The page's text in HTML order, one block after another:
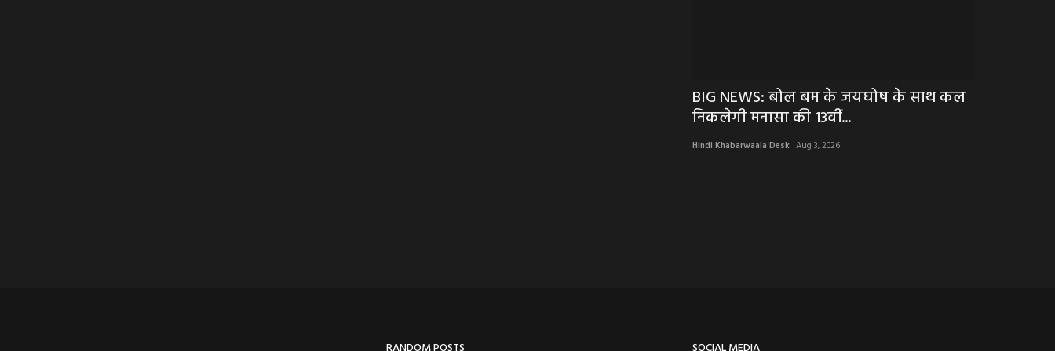
BIG NEWS: बोल बम के जयघोष के साथ कल
निकलेगी मनासा की 13वीं...
Hindi Khabarwaala Desk Aug 3, 2026